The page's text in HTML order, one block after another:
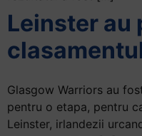
Leinster au
Glasgow Warriors au
pentru o etapa, pentru
Leinster, irlandezii